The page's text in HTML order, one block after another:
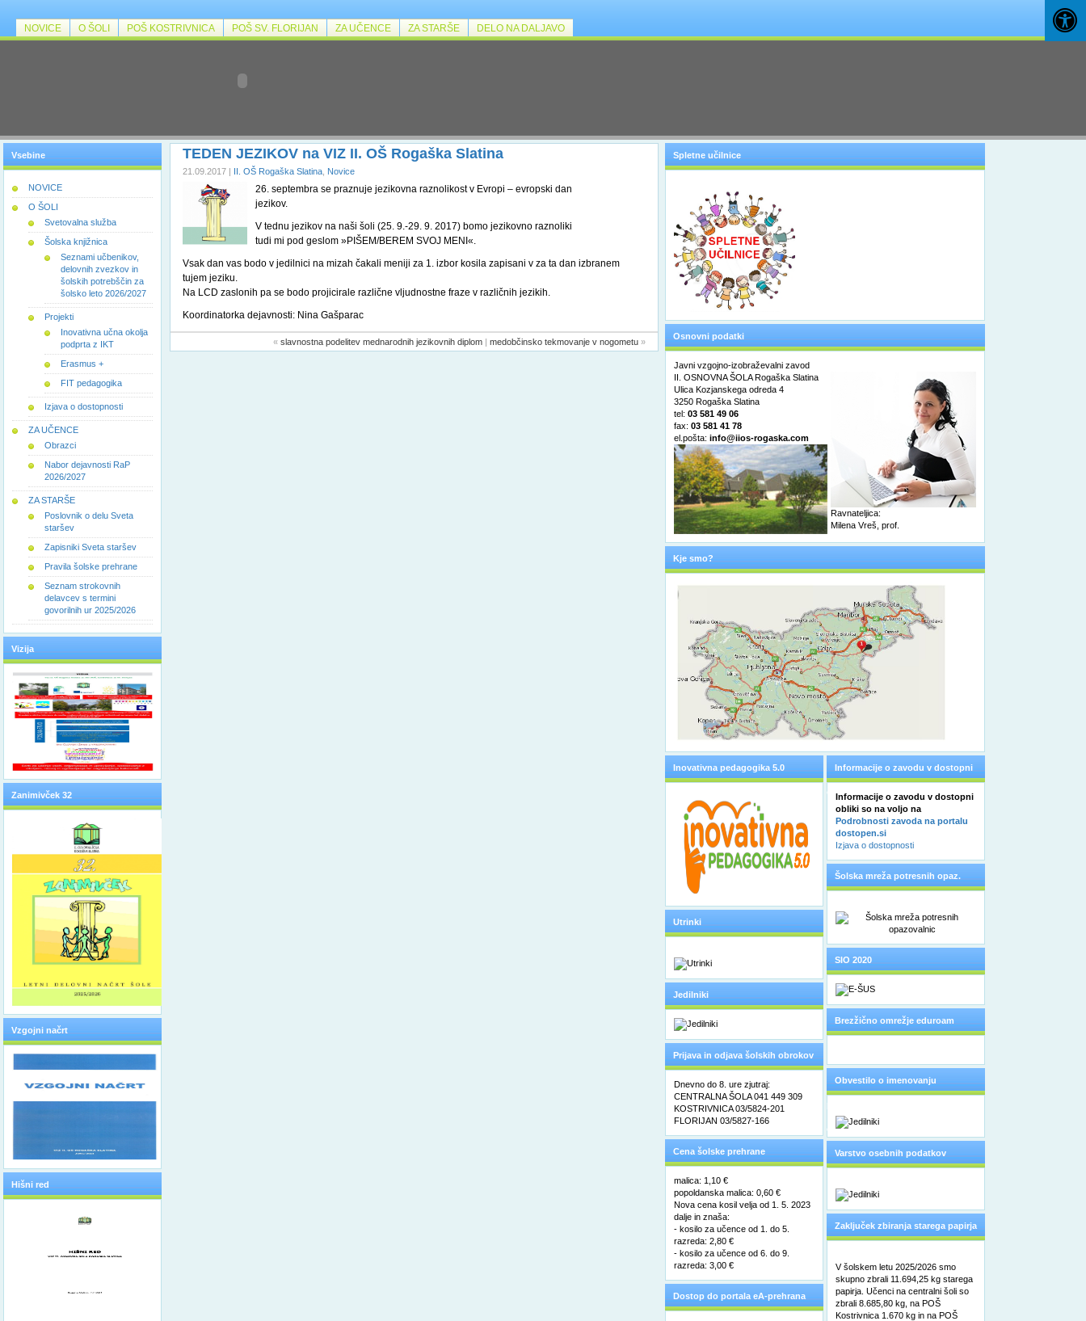
NOVICE O ŠOLI POŠ KOSTRIVNICA POŠ SV. FLORIJAN ZA UČENCE ZA STARŠE DELO NA DALJAVO
Vsebine
NOVICE
O ŠOLI
Svetovalna služba
Šolska knjižnica
Seznami učbenikov,
delovnih zvezkov in
šolskih potrebščin za
šolsko leto 2026/2027
Projekti
Inovativna učna okolja
podprta z IKT
Erasmus +
FIT pedagogika
Izjava o dostopnosti
ZA UČENCE
Obrazci
Nabor dejavnosti RaP
2026/2027
ZA STARŠE
Poslovnik o delu Sveta
staršev
Zapisniki Sveta staršev
Pravila šolske prehrane
Seznam strokovnih
delavcev s termini
govorilnih ur 2025/2026
Vizija
Zanimivček 32
Vzgojni načrt
Hišni red
TEDEN JEZIKOV na VIZ II. OŠ Rogaška Slatina
21.09.2017 | II. OŠ Rogaška Slatina Novice
26. septembra se praznuje jezikovna raznolikost v Evropi – evropski dan
jezikov.
V tednu jezikov na naši šoli (25. 9.-29. 9. 2017) bomo jezikovno raznoliki
tudi mi pod geslom »PIŠEM/BEREM SVOJ MENI«.
Vsak dan vas bodo v jedilnici na mizah čakali meniji za 1. izbor kosila zapisani v za ta dan izbranem
tujem jeziku.
Na LCD zaslonih pa se bodo projicirale različne vljudnostne fraze v različnih jezikih.
Koordinatorka dejavnosti: Nina Gašparac
« slavnostna podelitev mednarodnih jezikovnih diplom| medobčinsko tekmovanje v nogometu»
Spletne učilnice
Osnovni podatki
Javni vzgojno-izobraževalni zavod
II. OSNOVNA ŠOLA Rogaška Slatina
Ulica Kozjanskega odreda 4
3250 Rogaška Slatina
tel: 03 581 49 06
fax: 03 581 41 78
el.pošta: info@iios-rogaska.com
Ravnateljica:
Milena Vreš, prof.
Kje smo?
Inovativna pedagogika 5.0
Utrinki
Jedilniki
Prijava in odjava šolskih obrokov
Dnevno do 8. ure zjutraj:
CENTRALNA ŠOLA 041 449 309
KOSTRIVNICA 03/5824-201
FLORIJAN 03/5827-166
Cena šolske prehrane
malica: 1,10 €
popoldanska malica: 0,60 €
Nova cena kosil velja od 1. 5. 2023
dalje in znaša:
- kosilo za učence od 1. do 5.
razreda: 2,80 €
- kosilo za učence od 6. do 9.
razreda: 3,00 €
Dostop do portala eA-prehrana
Informacije o zavodu v dostopni
oblikiInformacije o zavodu v dostopni
obliki so na voljo na
Podrobnosti zavoda na portalu
dostopen.si
Izjava o dostopnosti
Šolska mreža potresnih opaz.
SIO 2020
Brezžično omrežje eduroam
Obvestilo o imenovanju
osebnih podatkov
Varstvo osebnih podatkov
Zaključek zbiranja starega papirja
V šolskem letu 2025/2026 smo
skupno zbrali 11.694,25 kg starega
papirja. Učenci na centralni šoli so
zbrali 8.685,80 kg, na POŠ
Kostrivnica 1.670 kg in na POŠ